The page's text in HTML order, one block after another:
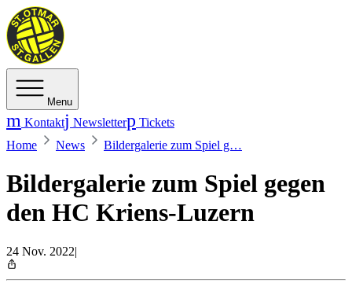
Menu
Kontakt Newsletter
Tickets
Home
News Bildergalerie zum Spiel g…
Bildergalerie zum Spiel gegen
den HC Kriens-Luzern
24 Nov. 2022|